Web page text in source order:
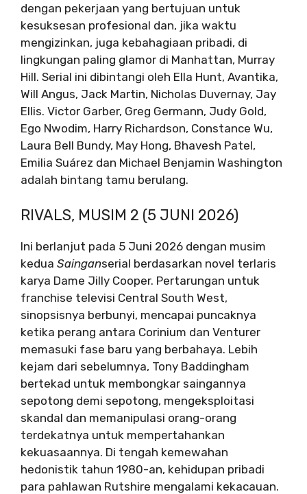
dengan pekerjaan yang bertujuan untuk
kesuksesan profesional dan, jika waktu
mengizinkan, juga kebahagiaan pribadi, di
lingkungan paling glamor di Manhattan, Murray
Hill. Serial ini dibintangi oleh Ella Hunt, Avantika,
Will Angus, Jack Martin, Nicholas Duvernay, Jay
Ellis. Victor Garber, Greg Germann, Judy Gold,
Ego Nwodim, Harry Richardson, Constance Wu,
Laura Bell Bundy, May Hong, Bhavesh Patel,
Emilia Suárez dan Michael Benjamin Washington
adalah bintang tamu berulang.
RIVALS, MUSIM 2 (5 JUNI 2026)
Ini berlanjut pada 5 Juni 2026 dengan musim
kedua Sainganserial berdasarkan novel terlaris
karya Dame Jilly Cooper. Pertarungan untuk
franchise televisi Central South West,
sinopsisnya berbunyi, mencapai puncaknya
ketika perang antara Corinium dan Venturer
memasuki fase baru yang berbahaya. Lebih
kejam dari sebelumnya, Tony Baddingham
bertekad untuk membongkar saingannya
sepotong demi sepotong, mengeksploitasi
skandal dan memanipulasi orang-orang
terdekatnya untuk mempertahankan
kekuasaannya. Di tengah kemewahan
hedonistik tahun 1980-an, kehidupan pribadi
para pahlawan Rutshire mengalami kekacauan.